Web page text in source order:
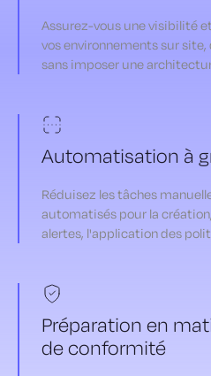
Assurez-vous une visibilité
vos environnements sur
sans imposer une
Automatisation à
Réduisez les tâches
automatisés pour la
alertes, l'application des
Préparation en
de conformité